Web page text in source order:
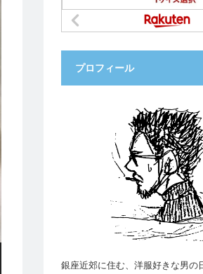
プロフィール
銀座近郊に住む、洋服好きな男の